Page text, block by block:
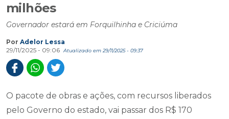
milhões
Governador estará em Forquilhinha e Criciúma
Por Adelor Lessa
29/11/2025 - 09:06
Atualizado em 29/11/2025 - 09:37
O pacote de obras e ações, com recursos liberados
pelo Governo do estado, vai passar dos R$ 170